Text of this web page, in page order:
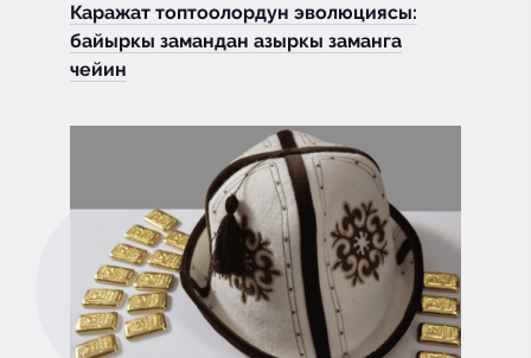
Каражат топтоолордун эволюциясы:
байыркы замандан азыркы заманга
чейин